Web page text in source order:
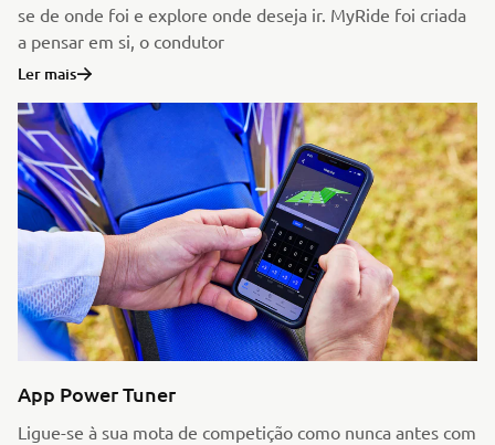
se de onde foi e explore onde deseja ir. MyRide foi criada
a pensar em si, o condutor
Ler mais
App Power Tuner
Ligue-se à sua mota de competição como nunca antes com